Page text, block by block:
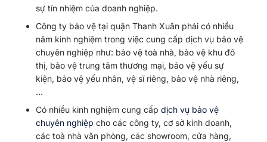
sự tín nhiệm của doanh nghiệp.
Công ty bảo vệ tại quận Thanh Xuân phải có nhiều
năm kinh nghiệm trong việc cung cấp dịch vụ bảo vệ
chuyên nghiệp như: bảo vệ toà nhà, bảo vệ khu đô
thị, bảo vệ trung tâm thương mại, bảo vệ yếu sự
kiện, bảo vệ yếu nhân, vệ sĩ riêng, bảo vệ nhà riêng,
…
Có nhiều kinh nghiệm cung cấp dịch vụ bảo vệ
chuyên nghiệp cho các công ty, cơ sở kinh doanh,
các toà nhà văn phòng, các showroom, cửa hàng,